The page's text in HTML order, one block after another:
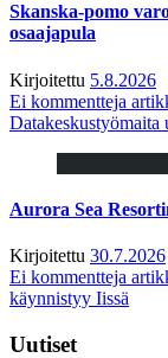
Skanska-pomo
osaajapula
Kirjoitettu 5.8.2026
Ei kommentteja
Datakeskustyömaita
Aurora Sea
Kirjoitettu 30.7.2026
Ei kommentteja
käynnistyy Iissä
Uutiset